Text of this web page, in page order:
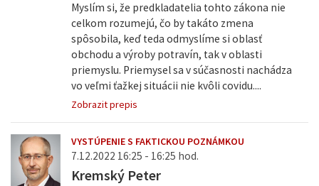
Myslím si, že predkladatelia tohto zákona nie
celkom rozumejú, čo by takáto zmena
spôsobila, keď teda odmyslíme si oblasť
obchodu a výroby potravín, tak v oblasti
priemyslu. Priemysel sa v súčasnosti nachádza
vo veľmi ťažkej situácii nie kvôli covidu....
Zobrazit prepis
VYSTÚPENIE S FAKTICKOU POZNÁMKOU
7.12.2022 16:25 - 16:25 hod.
Kremský Peter